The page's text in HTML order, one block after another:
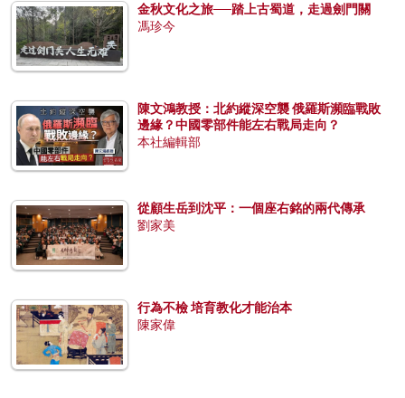
金秋文化之旅──踏上古蜀道，走過劍門關
馮珍今
陳文鴻教授：北約縱深空襲 俄羅斯瀕臨戰敗
邊緣？中國零部件能左右戰局走向？
本社編輯部
從顧生岳到沈平：一個座右銘的兩代傳承
劉家美
行為不檢 培育教化才能治本
陳家偉